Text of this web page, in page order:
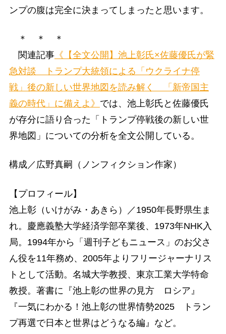
ンプの腹は完全に決まってしまったと思います。
＊ ＊ ＊
関連記事《【全文公開】池上彰氏×佐藤優氏が緊
急対談 トランプ大統領による「ウクライナ停
戦」後の新しい世界地図を読み解く 「新帝国主
義の時代」に備えよ》 では、池上彰氏と佐藤優氏
が存分に語り合った「トランプ停戦後の新しい世
界地図」についての分析を全文公開している。
構成／広野真嗣（ノンフィクション作家）
【プロフィール】
池上彰（いけがみ・あきら）／1950年長野県生ま
れ。慶應義塾大学経済学部卒業後、1973年NHK入
局。1994年から「週刊子どもニュース」のお父さ
ん役を11年務め、2005年よりフリージャーナリス
トとして活動。名城大学教授、東京工業大学特命
教授。著書に『池上彰の世界の見方 ロシア』
『一気にわかる！池上彰の世界情勢2025 トラン
プ再選で日本と世界はどうなる編』など。